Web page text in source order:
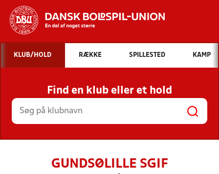
Hvad vil du søge efter?
INDHOLD OG NYHEDER
STILLINGER, RESULTATER, KLUBBER OG
HOLD
KLUB/HOLD RÆKKE SPILLESTED KAMP
Find en klub eller et hold
GUNDSØLILLE SGIF